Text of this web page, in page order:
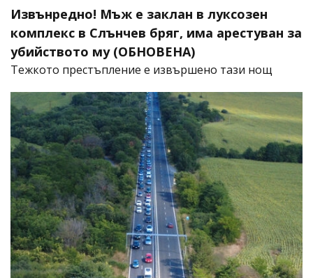
Извънредно! Мъж е заклан в луксозен
комплекс в Слънчев бряг, има арестуван за
убийството му (ОБНОВЕНА)
​Тежкото престъпление е извършено тази нощ